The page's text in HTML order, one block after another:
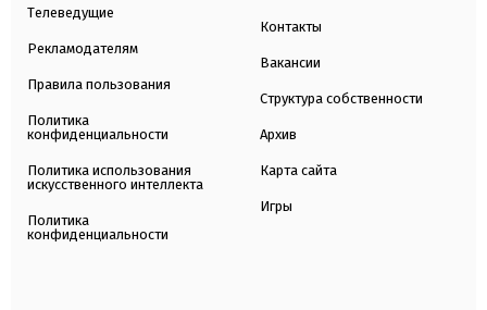
Телеведущие
Рекламодателям
Правила пользования
Политика
конфиденциальности
Политика использования
искусственного интеллекта
Политика
конфиденциальности
Контакты
Вакансии
Структура собственности
Архив
Карта сайта
Игры